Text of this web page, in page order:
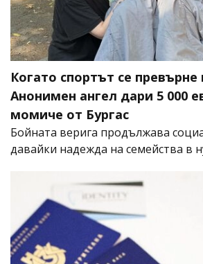
Когато спортът се превърне
Анонимен ангел дари 5 000
момиче от Бургас
Бойната верига продължава
давайки надежда на семейства в